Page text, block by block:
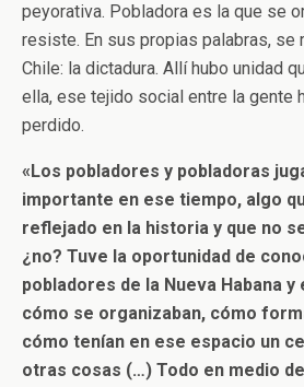
peyorativa. Pobladora es la que se
resiste. En sus propias palabras, se
Chile: la dictadura. Allí hubo unidad
ella, ese tejido social entre la gente
perdido.
«Los pobladores y pobladoras
importante en ese tiempo, algo
reflejado en la historia y que no
¿no? Tuve la oportunidad de
pobladores de la Nueva Habana
cómo se organizaban, cómo
cómo tenían en ese espacio un
otras cosas (…) Todo en medio